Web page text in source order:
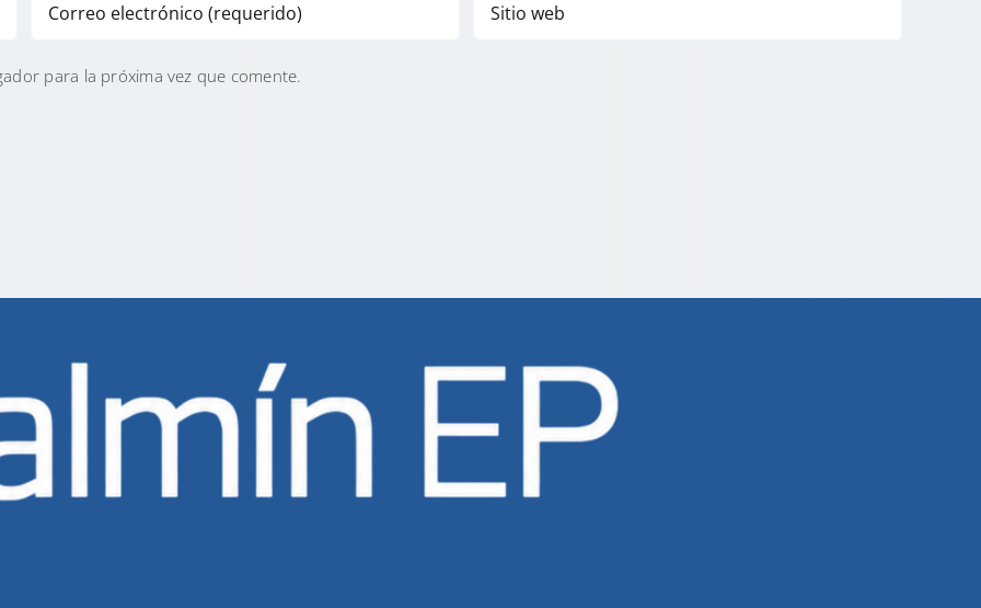
para la próxima vez que comente.